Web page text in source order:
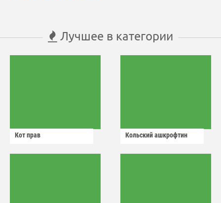
Лучшее в категории
Кот прав Кольский ашкрофтин